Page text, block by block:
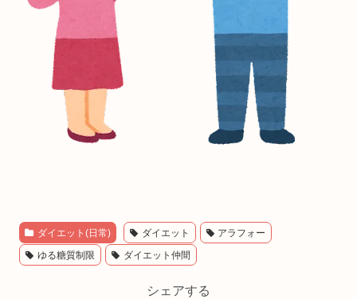
ダイエット(日常) ダイエット アラフォー
ゆる糖質制限 ダイエット仲間
シェアする